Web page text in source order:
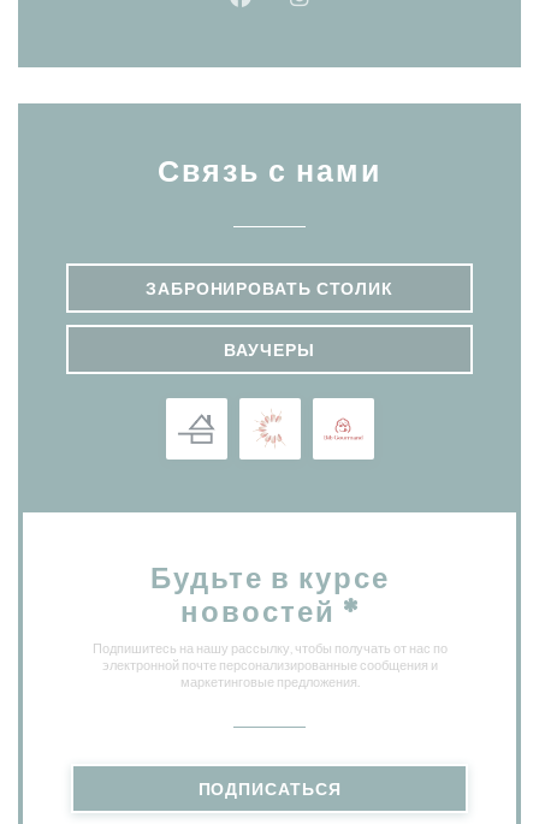
Facebook ((открывается в
Instagram
Связь с нами
ЗАБРОНИРОВАТЬ СТОЛИК
ВАУЧЕРЫ
Будьте в курсе
новостей *
Подпишитесь на нашу рассылку, чтобы получать от нас по
электронной почте персонализированные сообщения и
маркетинговые предложения.
ПОДПИСАТЬСЯ